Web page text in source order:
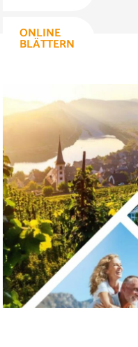
ONLINE
BLÄTTERN